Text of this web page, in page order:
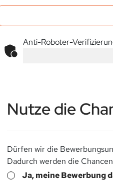
Anti-Roboter-
Nutze die
Dürfen wir die
Dadurch werden die
Ja, meine Bewerbung